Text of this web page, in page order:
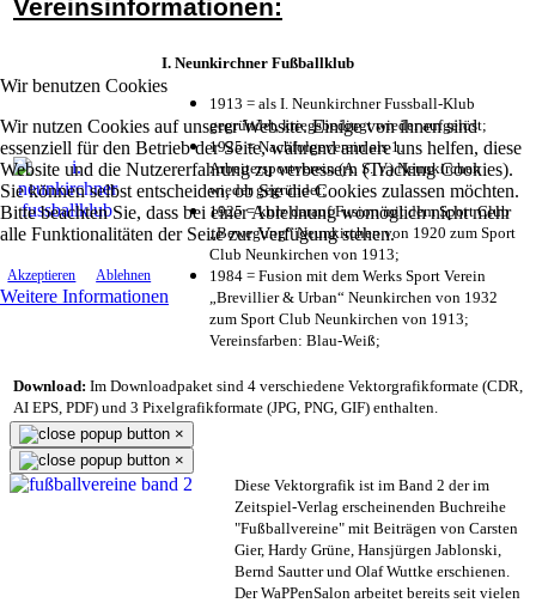
Wir benutzen Cookies
Wir nutzen Cookies auf unserer Website. Einige von ihnen sind
essenziell für den Betrieb der Seite, während andere uns helfen, diese
Website und die Nutzererfahrung zu verbessern (Tracking Cookies).
Sie können selbst entscheiden, ob Sie die Cookies zulassen möchten.
Bitte beachten Sie, dass bei einer Ablehnung womöglich nicht mehr
alle Funktionalitäten der Seite zur Verfügung stehen.
Akzeptieren Ablehnen
Weitere Informationen
Vereinsinformationen:
I. Neunkirchner Fußballklub
1913 = als I. Neunkirchner Fussball-Klub
gegründet, kriegsbedingt wieder aufgelöst;
1925 = Nachfolgeverein als 1.
Arbeitersportverein (A. S. V.) Neunkirchen
wieder gegründet;
1925 = kurz darauf Fusion mit dem Sport Club
„Bewegung“ Neunkirchen von 1920 zum Sport
Club Neunkirchen von 1913;
1984 = Fusion mit dem Werks Sport Verein
„Brevillier & Urban“ Neunkirchen von 1932
zum Sport Club Neunkirchen von 1913;
Vereinsfarben: Blau-Weiß;
Download: Im Downloadpaket sind 4 verschiedene Vektorgrafikformate (CDR,
AI EPS, PDF) und 3 Pixelgrafikformate (JPG, PNG, GIF) enthalten.
×
×
Diese Vektorgrafik ist im Band 2 der im
Zeitspiel-Verlag erscheinenden Buchreihe
"Fußballvereine" mit Beiträgen von Carsten
Gier, Hardy Grüne, Hansjürgen Jablonski,
Bernd Sautter und Olaf Wuttke erschienen.
Der WaPPenSalon arbeitet bereits seit vielen